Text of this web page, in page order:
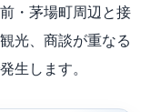
・茅場町周辺と接
光、商談が重なる
生します。